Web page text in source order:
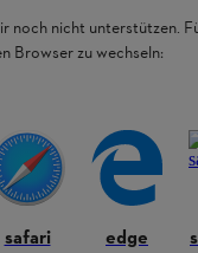
con una quota del 10
STIHL
a freddo, la massima
degli attrezzi con motore
STIHL MotoMix. Con
pulizia, completamente
praticamente non
20 è composta da
noch nicht unterstützen.
Browser zu wechseln:
safari edge